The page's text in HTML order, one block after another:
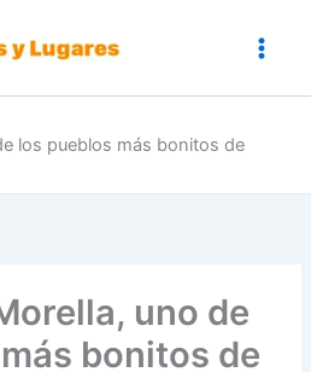
los pueblos más bonitos de
uno de
bonitos de